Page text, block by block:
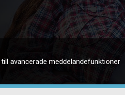
till avancerade meddelandefunktioner